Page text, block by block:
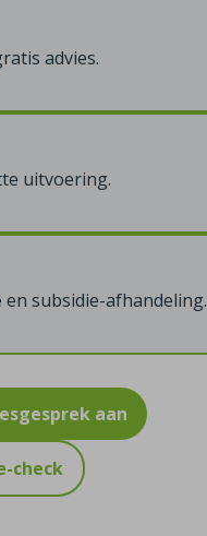
advies.
uitvoering.
en subsidie-afhandeling.
aan
check